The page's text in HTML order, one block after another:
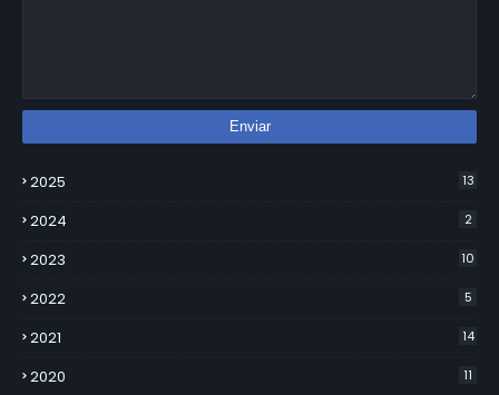
2025 13
2024 2
2023 10
2022 5
2021 14
2020 11